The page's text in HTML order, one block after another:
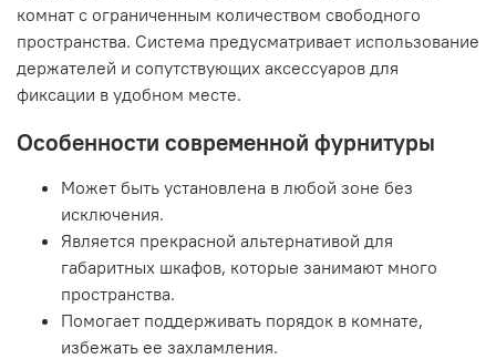
комнат с ограниченным количеством свободного
пространства. Система предусматривает использование
держателей и сопутствующих аксессуаров для
фиксации в удобном месте.
Особенности современной фурнитуры
Может быть установлена в любой зоне без
исключения.
Является прекрасной альтернативой для
габаритных шкафов, которые занимают много
пространства.
Помогает поддерживать порядок в комнате,
избежать ее захламления.